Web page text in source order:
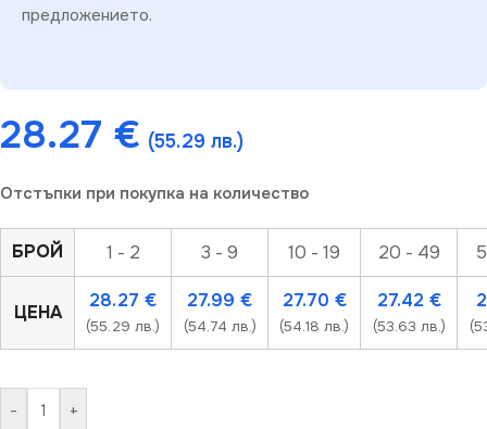
предложението.
28.27 € (55.29 лв.)
Отстъпки при покупка на количество
БРОЙ 1 - 2 3 - 9 10 - 19 20 - 49
ЦЕНА
28.27 €
(55.29 лв.)
27.99 €
(54.74 лв.)
27.70 €
(54.18 лв.)
27.42 €
(53.63 лв.)
- +